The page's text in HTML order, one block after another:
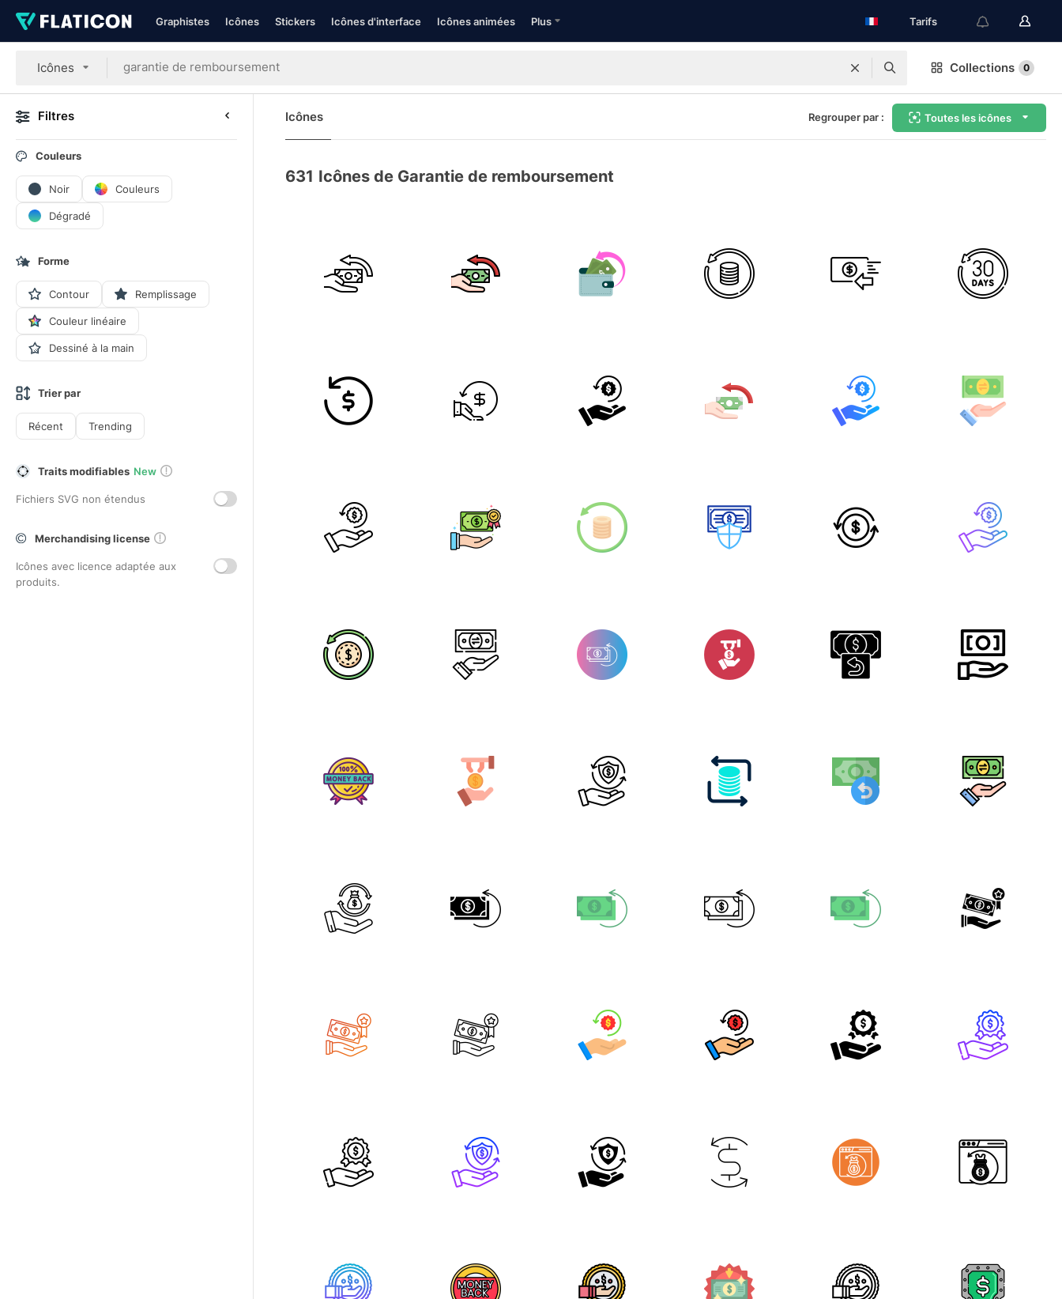
Graphistes Icônes Stickers Icônes d'interface Icônes animées Plus Tarifs
Icônes Collections 0
Filtres
Couleurs
Noir Couleurs
Dégradé
Forme
Contour Remplissage
Couleur linéaire
Dessiné à la main
Trier par
Récent Trending
Traits modifiables New
Fichiers SVG non étendus
Merchandising license
Icônes avec licence adaptée aux
produits.
Icônes Regrouper par : Toutes les icônes
631 Icônes de Garantie de remboursement